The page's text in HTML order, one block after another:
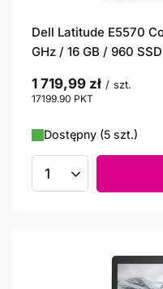
Dell Latitude E5570
GHz / 16 GB / 960
1 719,99 zł / szt.
17199.90 PKT
Dostępny (5 szt.)
Ilość produktów